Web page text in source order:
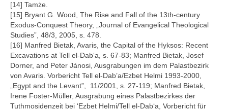
[14] Tamże.
[15] Bryant G. Wood, The Rise and Fall of the 13th-century
Exodus-Conquest Theory, „Journal of Evangelical Theological
Studies”, 48/3, 2005, s. 478.
[16] Manfred Bietak, Avaris, the Capital of the Hyksos: Recent
Excavations at Tell el-Dab‘a, s. 67-83; Manfred Bietak, Josef
Dorner, and Peter Jánosi, Ausgrabungen im dem Palastbezirk
von Avaris. Vorbericht Tell el-Dab’a/Ezbet Helmi 1993-2000,
„Egypt and the Levant”, 11/2001, s. 27-119; Manfred Bietak,
Irene Foster-Müller, Ausgrabung eines Palastbezirkes der
Tuthmosidenzeit bei ‘Ezbet Helmi/Tell el-Dab‘a, Vorbericht für